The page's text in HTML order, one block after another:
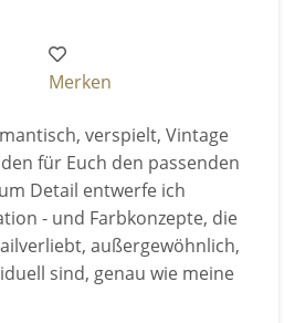
Merken
verspielt, Vintage
für Euch den passenden
Detail entwerfe ich
- und Farbkonzepte, die
außergewöhnlich,
sind, genau wie meine